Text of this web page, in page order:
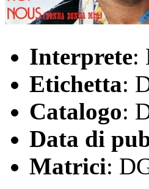
Interprete:
Etichetta:
Catalogo:
Data di
Matrici: